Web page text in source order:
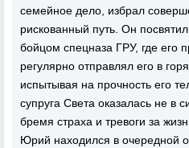
семейное дело, избрал
рискованный путь. Он
бойцом спецназа ГРУ, где его
регулярно отправлял его в
испытывая на прочность его
супруга Света оказалась не в
бремя страха и тревоги за
Юрий находился в очередной